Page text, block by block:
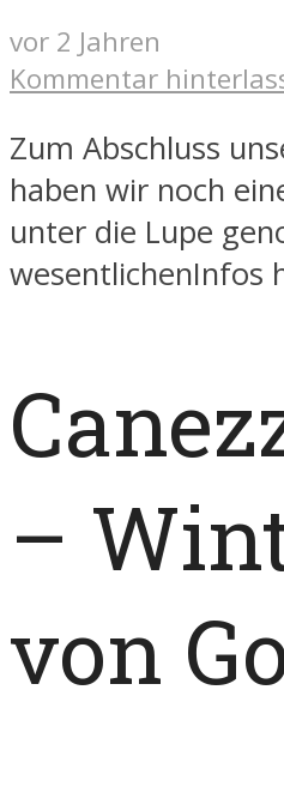
vor 2 Jahren
Kommentar
Zum Abschluss
haben wir noch
unter die Lupe
wesentlichenInfos
–
von